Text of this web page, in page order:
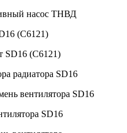
насос ТНВД
(С6121)
SD16 (C6121)
радиатора SD16
вентилятора SD16
SD16